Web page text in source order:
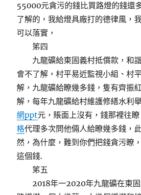
55000元貪污的錢比買路燈的錢還
了解的，我給燈具廠打的德律風，
可以落實，
笫四
九龍礦給東固義村抵償款，和
會不了解，村平易近監視小組、村
解，九龍礦給瞭幾多錢，隻有齊振
解，每年九龍礦給村維護修繕水利
網ppt元，賬面上沒有，錢那裡往
格代理多次問他倆人給瞭幾多錢，
然，為什麼，難到你們把錢貪污瞭
這個錢.
笫五
2018年一2020年九龍礦在東固